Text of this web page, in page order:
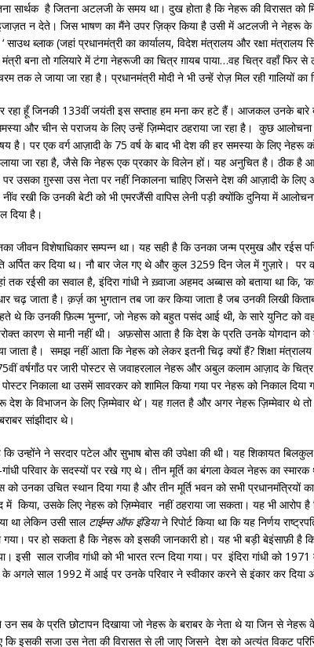
सार्थक है जितना अटलजी के समय था। दुख होता है कि नेहरू की विरासत को
न देते। जिस भाषण का मैंने उपर ज़िक्र किया है उसी में अटलजी ने नेहरू के
साउथ ब्लाक (जहां प्रधानमंत्री का कार्यालय, विदेश मंत्रालय और रक्षा
बना तो गलियारे में टंगा नेहरूजी का चित्र ग़ायब पाया…वह चित्र वहाँ फिर से
तक ले जाया जा रहा है। प्रधानमंत्री मोदी ने भी उन्हें रोज़ मिल रही गालियों का
रहा हूँ जिनकी 133वीं जयंती इस सप्ताह हम मना कर हटे हैं। आजकल उनके
और चीन से पराजय के लिए उन्हें ज़िम्मेदार ठहराया जा रहा है। कुछ
पर एक वर्ग आज़ादी के 75 वर्ष के बाद भी देश की हर समस्या के लिए नेहरू को
जा रहा है, जैसे कि नेहरू एक प्रकार के विलेन हों। यह अनुचित है। ठीक
उसका ग़ुस्सा उस नेता पर नहीं निकालना चाहिए जिसने देश की आज़ादी के लिए
रखी कि उनकी बेटी को भी एमरजैंसी वापिस लेनी पड़ी क्योंकि दुनिया में
दिया है।
जीवन विशेषाधिकार सम्पन्न था। यह सही है कि उनका जन्म प्रमुख और रईस
अर्पित कर दिया थ। नौ बार जेल गए थे और कुल 3259 दिन जेल में गुज़ारे। पर
तक रईसी का सवाल है, इंदिरा गांधी ने ख़्वाजा अहमद अब्बास को बताया था कि,
चढ़ जाता है। क़र्ज़ का भुगतान तब जा कर किया जाता है जब उनकी लिखी
थे कि उनकी फ़िल्म ‘मुन्ना’, जो नेहरू को बहुत पसंद आई थी, के सारे युनिट को
कारण से मानी नहीं थी। अफ़सोस आता है कि देश के प्रति उनके योगदान को
जाता है। समझ नहीं आता कि नेहरू को लेकर इतनी चिढ़ क्यों हैं? शिक्षा
वर्षगाँठ पर जारी पोस्टर से जवाहरलाल नेहरू और अबुल कलाम आज़ाद के
निकाला था उसमें सावरकर को शामिल किया गया पर नेहरू को निकाल दिया
देश के विभाजन के लिए ज़िम्मेवार थे’। यह ग़लत है और अगर नेहरू ज़िम्मेवार थे तो
सांझीदार थे।
कि उन्होंने ने सरदार पटेल और सुभाष बोस की उपेक्षा की थी। यह शिकायत
परिवार के सदस्यों पर रखे गए थे। तीन मूर्ति का बंगला केवल नेहरू का स्मारक
उनका उचित स्थान दिया गया है और तीन मूर्ति भवन को सभी प्रधानमंत्रियों का
किया, उसके लिए नेहरू को ज़िम्मेवार नहीं ठहराया जा सकता। यह भी आरोप है
था लेकिन उसी साल टाईम्स ऑफ इंडियाने रिपोर्ट किया था कि यह निर्णय
पर हो सकता है कि नेहरू को इसकी जानकारी हो। यह भी बड़ी बेइंसाफ़ी है
इसी साल राजीव गांधी को भी भारत रत्न दिया गया। पर इंदिरा गांधी को 1971
के अगले साल 1992 में आई पर उनके परिवार ने स्वीकार करने से इंकार कर
उन सब के प्रति छोटापन दिखाया जो नेहरू के बराबर के नेता थे या जिन से नेहरू
कि इसकी सजा उस नेता की विरासत से ली जाए जिसने देश को अत्यंत विकट